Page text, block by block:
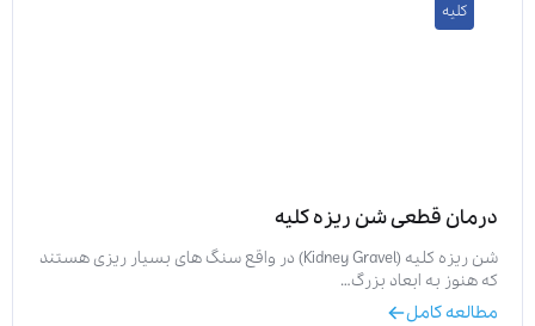
کلیه
درمان قطعی شن ریزه کلیه
شن ریزه کلیه (Kidney Gravel) در واقع سنگ های بسیار ریزی هستند
که هنوز به ابعاد بزرگ…
مطالعه کامل